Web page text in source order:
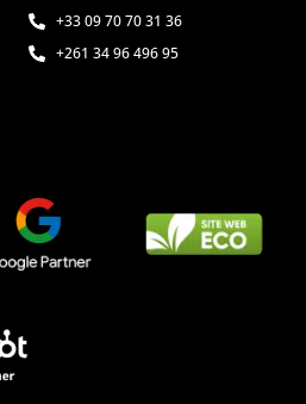
+33 09 70 70 31 36
+261 34 96 496 95